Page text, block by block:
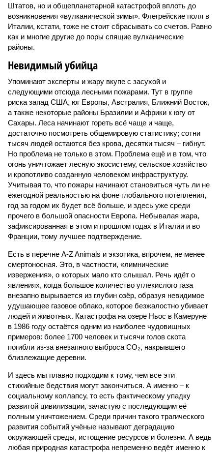
Штатов, но и общепланетарной катастрофой вплоть до
возникновения «вулканической зимы». Флегрейские поля в
Италии, кстати, тоже не стоит сбрасывать со счетов. Равно
как и многие другие до поры спящие вулканические
районы.
Невидимый убийца
Упоминают эксперты и жару вкупе с засухой и
следующими отсюда лесными пожарами. Тут в группе
риска запад США, юг Европы, Австралия, Ближний Восток,
а также некоторые районы Бразилии и Африки к югу от
Сахары. Леса начинают гореть всё чаще и чаще,
достаточно посмотреть общемировую статистику; сотни
тысяч людей остаются без крова, десятки тысяч – гибнут.
Но проблема не только в этом. Проблема ещё и в том, что
огонь уничтожает лесную экосистему, сельское хозяйство
и кропотливо созданную человеком инфраструктуру.
Учитывая то, что пожары начинают становиться чуть ли не
ежегодной реальностью на фоне глобального потепления,
год за годом их будет всё больше, и здесь уже среди
прочего в большой опасности Европа. Небывалая жара,
зафиксированная в этом и прошлом годах в Италии и во
Франции, тому лучшее подтверждение.
Есть в перечне A-Z Animals и экзотика, впрочем, не менее
смертоносная. Это, в частности, «лимнические
извержения», о которых мало кто слышал. Речь идёт о
явлениях, когда большое количество углекислого газа
внезапно вырывается из глубин озёр, образуя невидимое
удушающее газовое облако, которое безжалостно убивает
людей и животных. Катастрофа на озере Ньос в Камеруне
в 1986 году остаётся одним из наиболее чудовищных
примеров: более 1700 человек и тысячи голов скота
погибли из-за внезапного выброса CO₂, накрывшего
близлежащие деревни.
И здесь мы плавно подходим к тому, чем все эти
стихийные бедствия могут закончиться. А именно – к
социальному коллапсу, то есть фактическому упадку
развитой цивилизации, зачастую с последующим её
полным уничтожением. Среди причин такого трагического
развития событий учёные называют деградацию
окружающей среды, истощение ресурсов и болезни. А ведь
любая природная катастрофа непременно ведёт именно к